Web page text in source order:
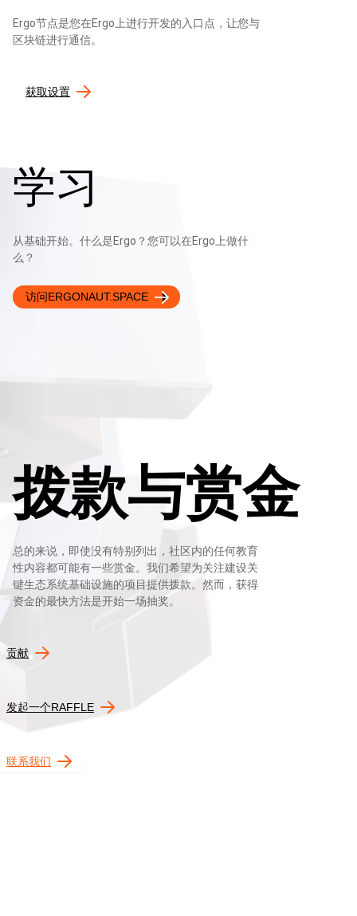
Ergo节点是您在Ergo上进行开发的入口点，让您与
区块链进行通信。
获取设置
学习
从基础开始。什么是Ergo？您可以在Ergo上做什
么？
访问ERGONAUT.SPACE
拨款与赏金
总的来说，即使没有特别列出，社区内的任何教育
性内容都可能有一些赏金。我们希望为关注建设关
键生态系统基础设施的项目提供拨款。然而，获得
资金的最快方法是开始一场抽奖。
贡献
发起一个RAFFLE
联系我们